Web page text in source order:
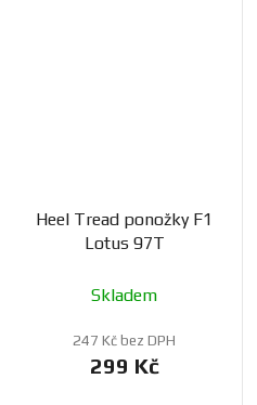
Heel Tread ponožky F1
Lotus 97T
Skladem
247 Kč bez DPH
299 Kč